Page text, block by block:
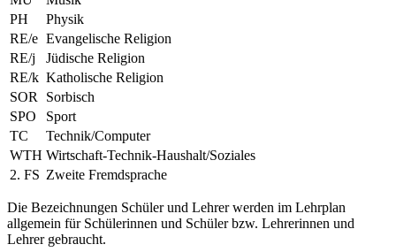
PH
Physik
RE/e Evangelische Religion
RE/j
Jüdische Religion
RE/k Katholische Religion
SOR
Sorbisch
SPO
Sport
TC
Technik/Computer
WTH Wirtschaft-Technik-Haushalt/Soziales
2. FS Zweite Fremdsprache
Die Bezeichnungen Schüler und Lehrer werden im Lehrplan
allgemein für Schülerinnen und Schüler bzw. Lehrerinnen und
Lehrer gebraucht.